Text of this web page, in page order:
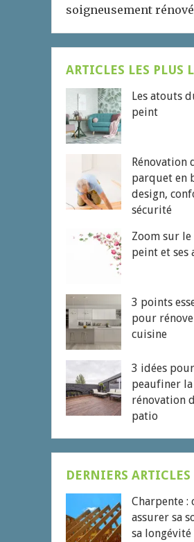
soigneusement
ARTICLES LES PLUS
Les atouts
peint
Rénovation
parquet en
design,
sécurité
Zoom sur
peint et ses
3 points
pour
cuisine
3 idées pour
peaufiner la
rénovation
patio
DERNIERS ARTICLES
Charpente :
assurer sa
sa longévité